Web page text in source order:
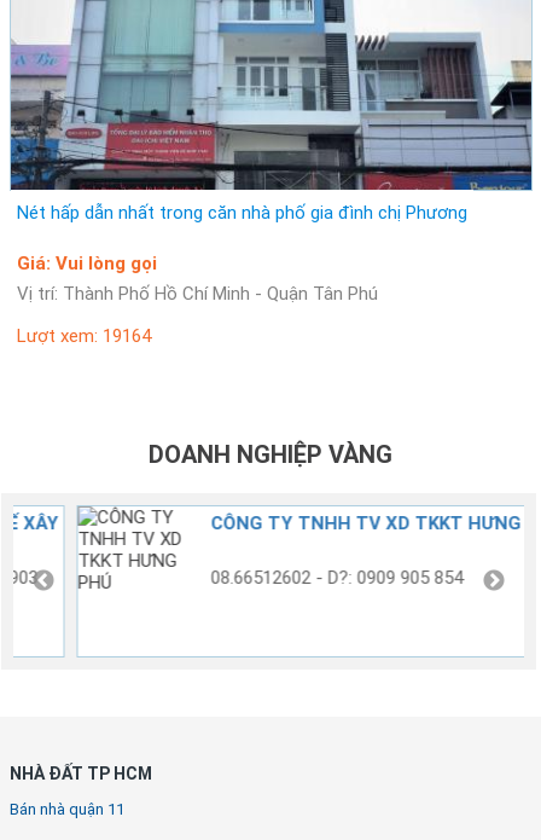
Vị trí: Thành Phố Hồ Chí Minh - Quận Tân Bình
Lượt xem: 27778
Nét hấp dẫn nhất trong căn nhà phố gia đình chị Phương
Giá: Vui lòng gọi
Vị trí: Thành Phố Hồ Chí Minh - Quận Tân Phú
Lượt xem: 19164
DOANH NGHIỆP VÀNG
CÔNG TY TNHH TV XD TKKT HƯNG PHÚ
08.66512602 - D?: 0909 905 854
NHÀ ĐẤT TP HCM
Bán nhà quận 11